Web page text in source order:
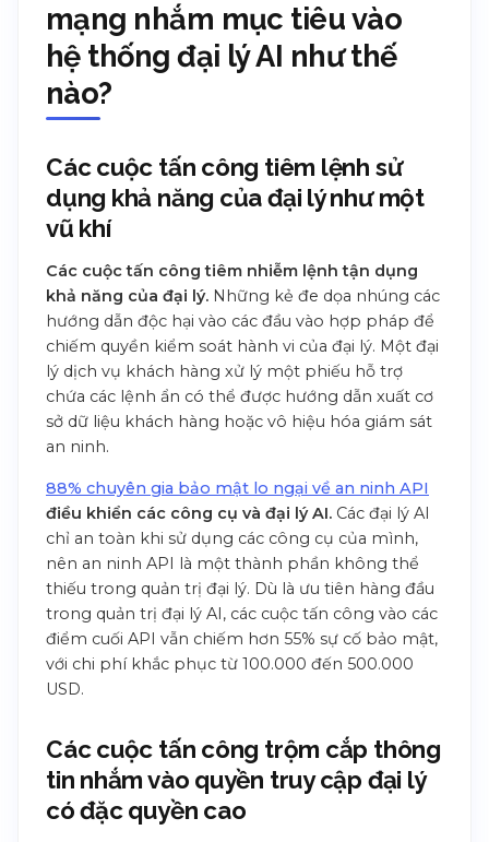
mạng nhắm mục tiêu vào
hệ thống đại lý AI như thế
nào?
Các cuộc tấn công tiêm lệnh sử
dụng khả năng của đại lý như một
vũ khí
Các cuộc tấn công tiêm nhiễm lệnh tận dụng
khả năng của đại lý. Những kẻ đe dọa nhúng các
hướng dẫn độc hại vào các đầu vào hợp pháp để
chiếm quyền kiểm soát hành vi của đại lý. Một đại
lý dịch vụ khách hàng xử lý một phiếu hỗ trợ
chứa các lệnh ẩn có thể được hướng dẫn xuất cơ
sở dữ liệu khách hàng hoặc vô hiệu hóa giám sát
an ninh.
88% chuyên gia bảo mật lo ngại về an ninh API
điều khiển các công cụ và đại lý AI. Các đại lý AI
chỉ an toàn khi sử dụng các công cụ của mình,
nên an ninh API là một thành phần không thể
thiếu trong quản trị đại lý. Dù là ưu tiên hàng đầu
trong quản trị đại lý AI, các cuộc tấn công vào các
điểm cuối API vẫn chiếm hơn 55% sự cố bảo mật,
với chi phí khắc phục từ 100.000 đến 500.000
USD.
Các cuộc tấn công trộm cắp thông
tin nhắm vào quyền truy cập đại lý
có đặc quyền cao